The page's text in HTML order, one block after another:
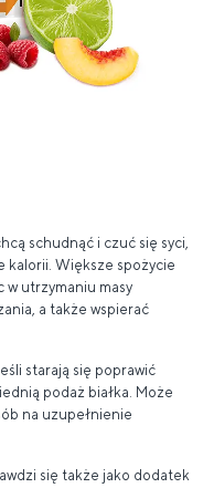
schudnąć i czuć się syci,
kalorii. Większe spożycie
w utrzymaniu masy
a także wspierać
starają się poprawić
podaż białka. Może
na uzupełnienie
się także jako dodatek